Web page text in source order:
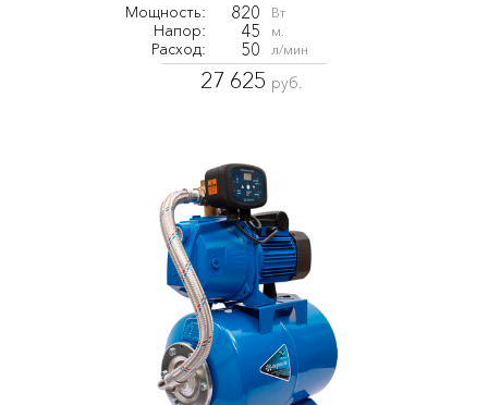
Мощность: 820 Вт
Напор: 45 м.
Расход: 50 л/мин
27 625 руб.